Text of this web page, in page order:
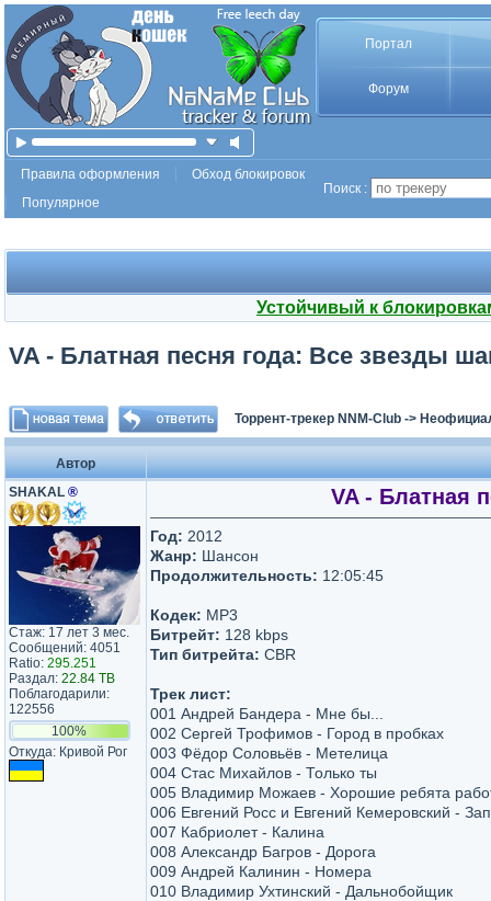
Портал
Форум
Правила оформления
Обход блокировок
Популярное
Поиск :
Устойчивый к
VA - Блатная песня года: Все звезды
Торрент-трекер NNM-Club ->
Автор
SHAKAL ®
Стаж: 17 лет 3 мес.
Сообщений: 4051
Ratio: 295.251
Раздал: 22.84 TB
Поблагодарили:
122556
100%
Откуда: Кривой Рог
VA - Блатная
Год: 2012
Жанр: Шансон
Продолжительность: 12:05:45
Кодек: MP3
Битрейт: 128 kbps
Тип битрейта: CBR
Трек лист:
001 Андрей Бандера - Мне бы...
002 Сергей Трофимов - Город в пробках
003 Фёдор Соловьёв - Метелица
004 Стас Михайлов - Только ты
005 Владимир Можаев - Хорошие ребята
006 Евгений Росс и Евгений Кемеровский -
007 Кабриолет - Калина
008 Александр Багров - Дорога
009 Андрей Калинин - Номера
010 Владимир Ухтинский - Дальнобойщик